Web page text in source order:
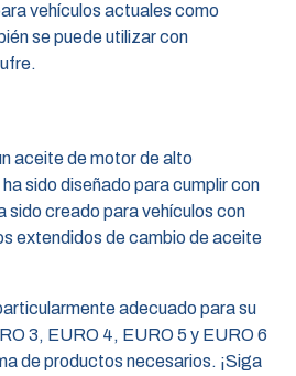
vehículos actuales como
se puede utilizar con
aceite de motor de alto
sido diseñado para cumplir con
sido creado para vehículos con
extendidos de cambio de aceite
adecuado para su
3, EURO 4, EURO 5 y EURO 6
de productos necesarios. ¡Siga